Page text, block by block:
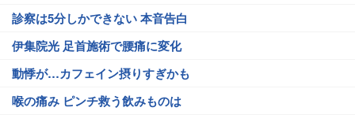
診察は5分しかできない 本音告白
伊集院光 足首施術で腰痛に変化
動悸が…カフェイン摂りすぎかも
喉の痛み ピンチ救う飲みものは